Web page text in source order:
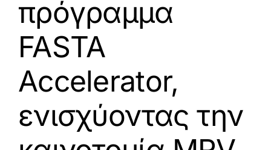
πρόγραμμα
FASTA
Accelerator,
ενισχύοντας την